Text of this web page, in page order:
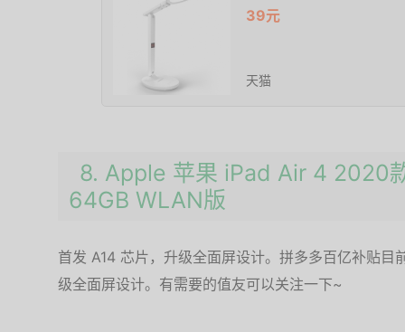
39元
天猫
8. Apple 苹果 iPad Air 4 2020
64GB WLAN版
首发 A14 芯片，升级全面屏设计。拼多多百亿补贴
级全面屏设计。有需要的值友可以关注一下~